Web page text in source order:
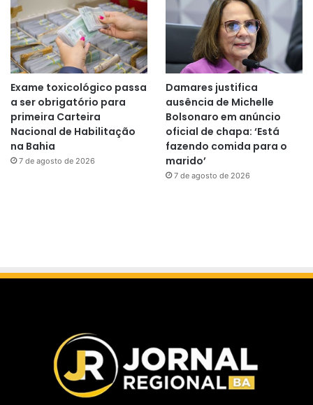
Exame toxicológico passa
a ser obrigatório para
primeira Carteira
Nacional de Habilitação
na Bahia
7 de agosto de 2026
Damares justifica
ausência de Michelle
Bolsonaro em anúncio
oficial de chapa: ‘Está
fazendo comida para o
marido’
7 de agosto de 2026